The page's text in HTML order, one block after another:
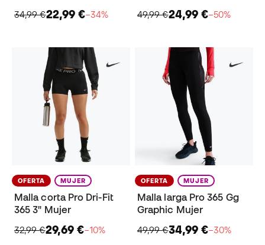
34,99 €22,99 €−34%
49,99 €24,99 €−50%
OFERTA MUJER
Malla corta Pro Dri-Fit
365 3" Mujer
32,99 €29,69 €−10%
OFERTA MUJER
Malla larga Pro 365 Gg
Graphic Mujer
49,99 €34,99 €−30%